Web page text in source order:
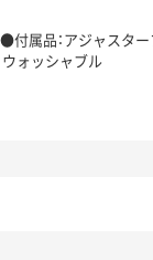
付属品：アジャスタ
ウォッシャブル